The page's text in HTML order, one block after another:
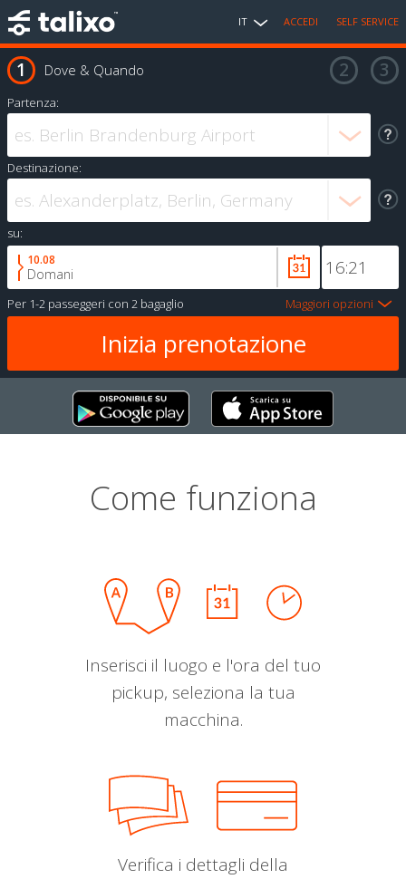
IT ACCEDI SELF SERVICE
Dove & Quando
Partenza:
Destinazione:
su:
10.08
Domani
Per 1-2 passeggeri con 2 bagaglio Maggiori opzioni
Come funziona
Inserisci il luogo e l'ora del tuo
pickup, seleziona la tua
macchina.
Verifica i dettagli della